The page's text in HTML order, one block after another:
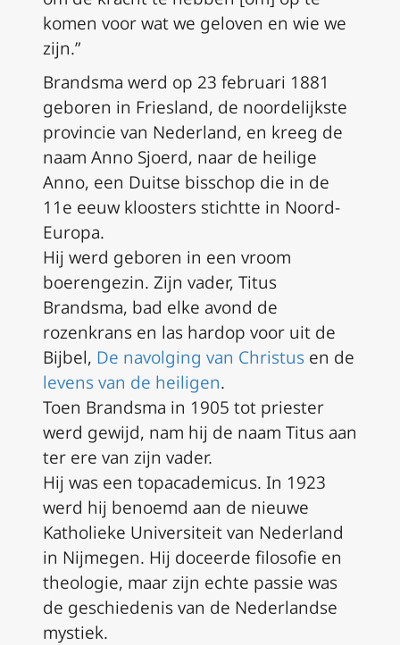
komen voor wat we geloven en wie we
zijn.”
Brandsma werd op 23 februari 1881
geboren in Friesland, de noordelijkste
provincie van Nederland, en kreeg de
naam Anno Sjoerd, naar de heilige
Anno, een Duitse bisschop die in de
11e eeuw kloosters stichtte in Noord-
Europa.
Hij werd geboren in een vroom
boerengezin. Zijn vader, Titus
Brandsma, bad elke avond de
rozenkrans en las hardop voor uit de
Bijbel, De navolging van Christus en de
levens van de heiligen.
Toen Brandsma in 1905 tot priester
werd gewijd, nam hij de naam Titus aan
ter ere van zijn vader.
Hij was een topacademicus. In 1923
werd hij benoemd aan de nieuwe
Katholieke Universiteit van Nederland
in Nijmegen. Hij doceerde filosofie en
theologie, maar zijn echte passie was
de geschiedenis van de Nederlandse
mystiek.